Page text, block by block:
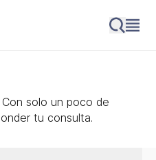
Con solo un poco de
tu consulta.